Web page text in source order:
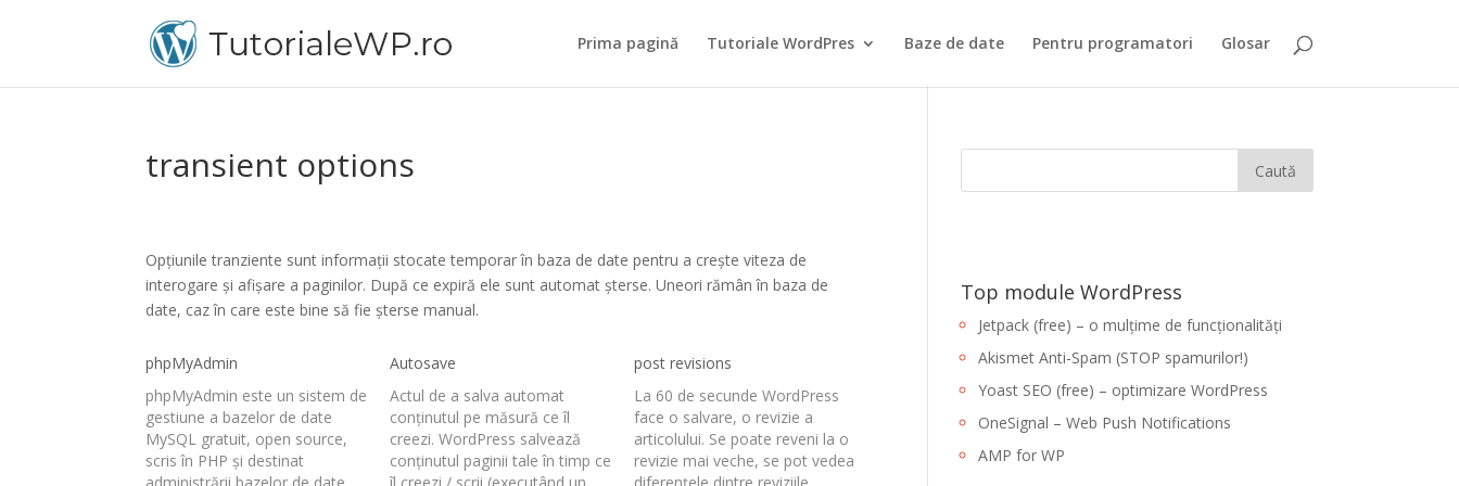
Prima pagină Tutoriale WordPres Baze de date Pentru programatori Glosar
transient options
Opțiunile tranziente sunt informații stocate temporar în baza de date pentru a crește viteza de
interogare și afișare a paginilor. După ce expiră ele sunt automat șterse. Uneori rămân în baza de
date, caz în care este bine să fie șterse manual.
phpMyAdmin
phpMyAdmin este un sistem de
gestiune a bazelor de date
MySQL gratuit, open source,
scris în PHP și destinat
Autosave
Actul de a salva automat
conținutul pe măsură ce îl
creezi. WordPress salvează
conținutul paginii tale în timp ce
post revisions
La 60 de secunde WordPress
face o salvare, o revizie a
articolului. Se poate reveni la o
revizie mai veche, se pot vedea
Top module WordPress
Jetpack (free) – o mulțime de funcționalități
Akismet Anti-Spam (STOP spamurilor!)
Yoast SEO (free) – optimizare WordPress
OneSignal – Web Push Notifications
AMP for WP